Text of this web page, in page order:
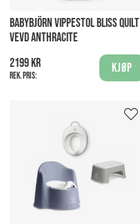
BABYBJÖRN VIPPESTOL BLISS QUILT
VEVD ANTHRACITE
2199 kr
Rek. pris:
Kjøp